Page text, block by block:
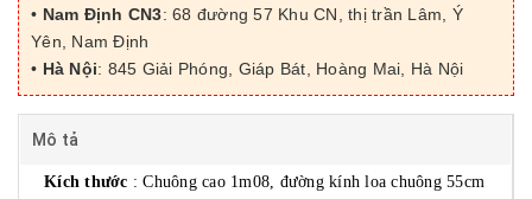
• Nam Định CN3: 68 đường 57 Khu CN, thị trần Lâm, Ý
Yên, Nam Định
• Hà Nội: 845 Giải Phóng, Giáp Bát, Hoàng Mai, Hà Nội
Mô tả
Kích thước : Chuông cao 1m08, đường kính loa chuông 55cm